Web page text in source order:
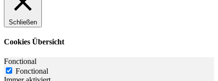
Schließen
Cookies Übersicht
Fonctional
Fonctional